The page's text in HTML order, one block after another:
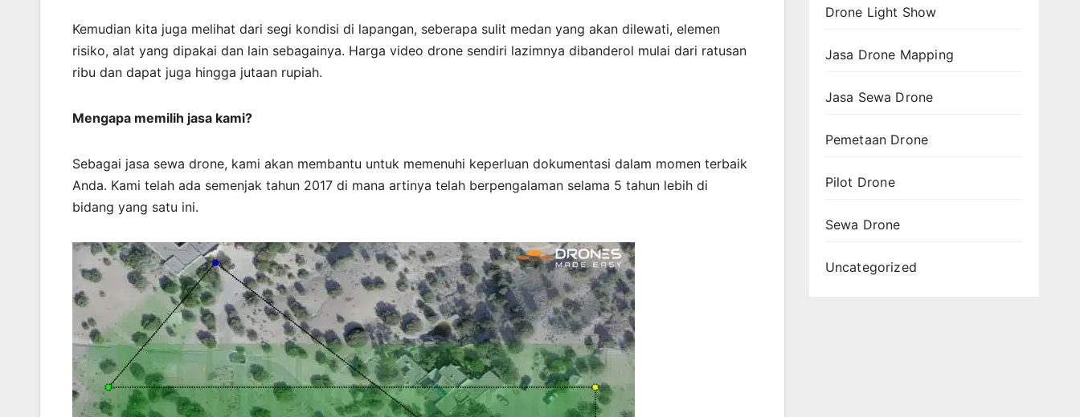
Kemudian kita juga melihat dari segi kondisi di lapangan, seberapa sulit medan yang akan dilewati, elemen
risiko, alat yang dipakai dan lain sebagainya. Harga video drone sendiri lazimnya dibanderol mulai dari ratusan
ribu dan dapat juga hingga jutaan rupiah.
Mengapa memilih jasa kami?
Sebagai jasa sewa drone, kami akan membantu untuk memenuhi keperluan dokumentasi dalam momen terbaik
Anda. Kami telah ada semenjak tahun 2017 di mana artinya telah berpengalaman selama 5 tahun lebih di
bidang yang satu ini.
Drone Light Show
Jasa Drone Mapping
Jasa Sewa Drone
Pemetaan Drone
Pilot Drone
Sewa Drone
Uncategorized